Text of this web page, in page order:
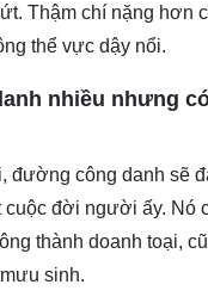
Thậm chí nặng hơn
thể vực dậy nổi.
nhiều nhưng
đường công danh sẽ
cuộc đời người ấy. Nó
thành doanh toại,
sinh.